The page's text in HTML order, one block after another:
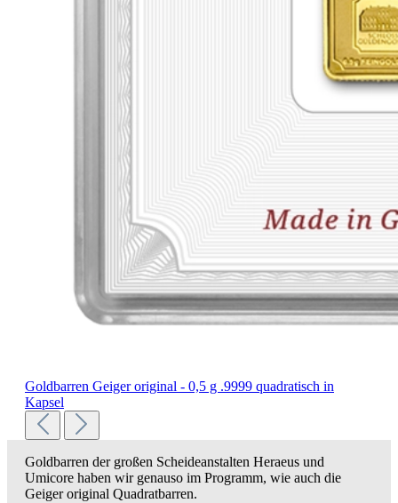
Goldbarren Geiger original - 0,5 g .9999 quadratisch in
Kapsel
Goldbarren der großen Scheideanstalten Heraeus und
Umicore haben wir genauso im Programm, wie auch die
Geiger original Quadratbarren.